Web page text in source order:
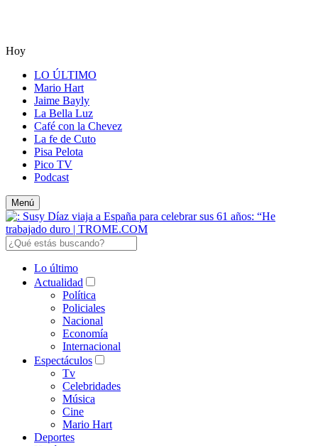
Hoy
LO ÚLTIMO
Mario Hart
Jaime Bayly
La Bella Luz
Café con la Chevez
La fe de Cuto
Pisa Pelota
Pico TV
Podcast
Menú
Lo último
Actualidad
Política
Policiales
Nacional
Economía
Internacional
Espectáculos
Tv
Celebridades
Música
Cine
Mario Hart
Deportes